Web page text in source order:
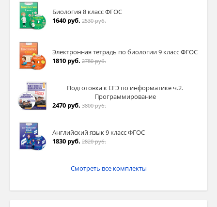
Биология 8 класс ФГОС
1640 руб. 2530 руб.
Электронная тетрадь по биологии 9 класс ФГОС
1810 руб. 2780 руб.
Подготовка к ЕГЭ по информатике ч.2.
Программирование
2470 руб. 3800 руб.
Английский язык 9 класс ФГОС
1830 руб. 2820 руб.
Смотреть все комплекты